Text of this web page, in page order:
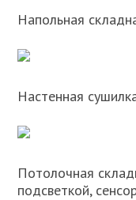
Напольная
Настенная
Потолочная
подсветкой,